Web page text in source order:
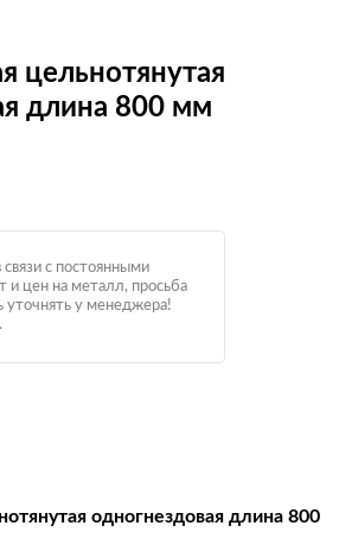
цельнотянутая
длина 800 мм
с постоянными
и цен на металл, просьба
уточнять у менеджера!
одногнездовая длина 800